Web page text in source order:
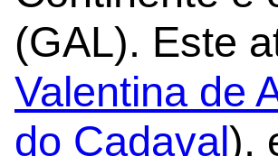
(GAL). Este
Valentina de
do Cadaval),